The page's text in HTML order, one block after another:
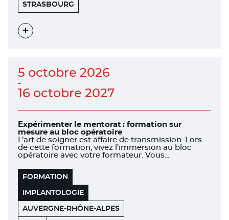
FACULTÉ
DE
DENTAIRE
STRASBOURG
Voir
5 octobre 2026
-
16 octobre 2027
Expérimenter le mentorat : formation sur
mesure au bloc opératoire
L’art de soigner est affaire de transmission. Lors
de cette formation, vivez l’immersion au bloc
opératoire avec votre formateur. Vous...
FORMATION
IMPLANTOLOGIE
AUVERGNE-RHÔNE-ALPES